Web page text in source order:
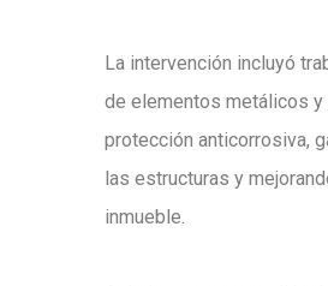
La intervención incluyó
de elementos metálicos
protección anticorrosiva,
las estructuras y
inmueble.